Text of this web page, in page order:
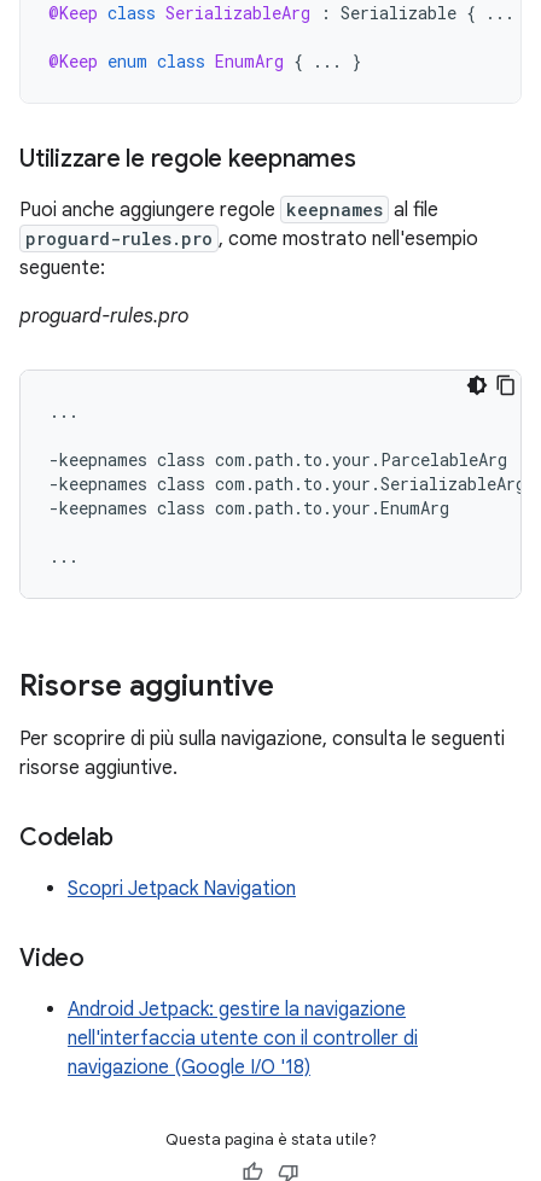
@Keep class SerializableArg : Serializable { ...
@Keep enum class EnumArg { ... }
Utilizzare le regole keepnames
Puoi anche aggiungere regole keepnames al file
proguard-rules.pro , come mostrato nell'esempio
seguente:
proguard-rules.pro
...
-keepnames class com.path.to.your.ParcelableArg
-keepnames class com.path.to.your.SerializableArg
-keepnames class com.path.to.your.EnumArg
Risorse aggiuntive
Per scoprire di più sulla navigazione, consulta le seguenti
risorse aggiuntive.
Codelab
Scopri Jetpack Navigation
Video
Android Jetpack: gestire la navigazione
nell'interfaccia utente con il controller di
navigazione (Google I/O '18)
Questa pagina è stata utile?